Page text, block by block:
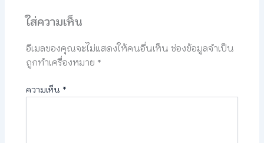
ใส่ความเห็น
อีเมลของคุณจะไม่แสดงให้คนอื่นเห็น ช่องข้อมูลจำเป็น
ถูกทำเครื่องหมาย *
ความเห็น *